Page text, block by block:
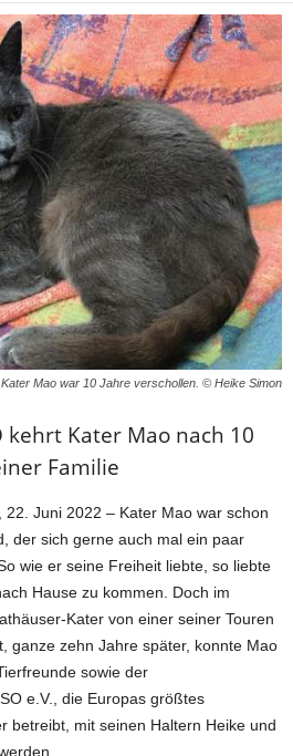
Kater Mao war 10 Jahre verschollen. © Heike Simon
kehrt Kater Mao nach 10
Familie
22. Juni 2022 – Kater Mao war schon
der sich gerne auch mal ein paar
wie er seine Freiheit liebte, so liebte
Hause zu kommen. Doch im
Kater von einer seiner Touren
ganze zehn Jahre später, konnte Mao
sowie der
e.V., die Europas größtes
betreibt, mit seinen Haltern Heike und